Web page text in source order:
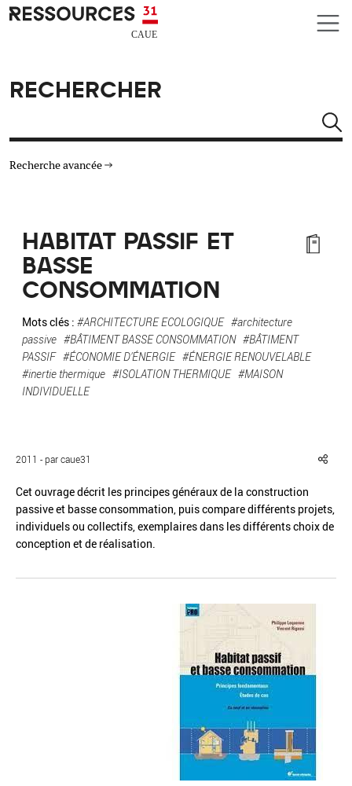
Aller au contenu principal
CAUE RESSOURCES 31
RECHERCHER
Recherche avancée
TYPE DE RESSOURCES
MATÉRIAUX
AUTRES CRITÈRES
Réinitialiser
HABITAT PASSIF ET
BASSE
CONSOMMATION
Mots clés : #ARCHITECTURE ECOLOGIQUE #architecture
passive #BÂTIMENT BASSE CONSOMMATION #BÂTIMENT
PASSIF #ÉCONOMIE D'ÉNERGIE #ÉNERGIE RENOUVELABLE
#inertie thermique #ISOLATION THERMIQUE #MAISON
INDIVIDUELLE
2011 - par caue31
Cet ouvrage décrit les principes généraux de la construction
passive et basse consommation, puis compare différents projets,
individuels ou collectifs, exemplaires dans les différents choix de
conception et de réalisation.